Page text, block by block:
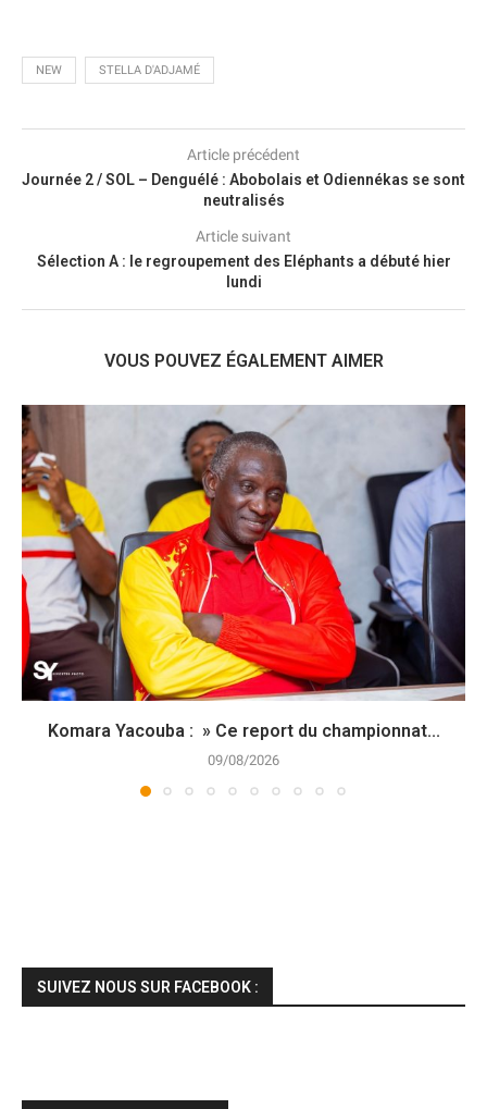
NEW STELLA D'ADJAMÉ
Article précédent
Journée 2 / SOL – Denguélé : Abobolais et Odiennékas se sont
neutralisés
Article suivant
Sélection A : le regroupement des Eléphants a débuté hier
lundi
VOUS POUVEZ ÉGALEMENT AIMER
Komara Yacouba : » Ce report du championnat...
09/08/2026
SUIVEZ NOUS SUR FACEBOOK :